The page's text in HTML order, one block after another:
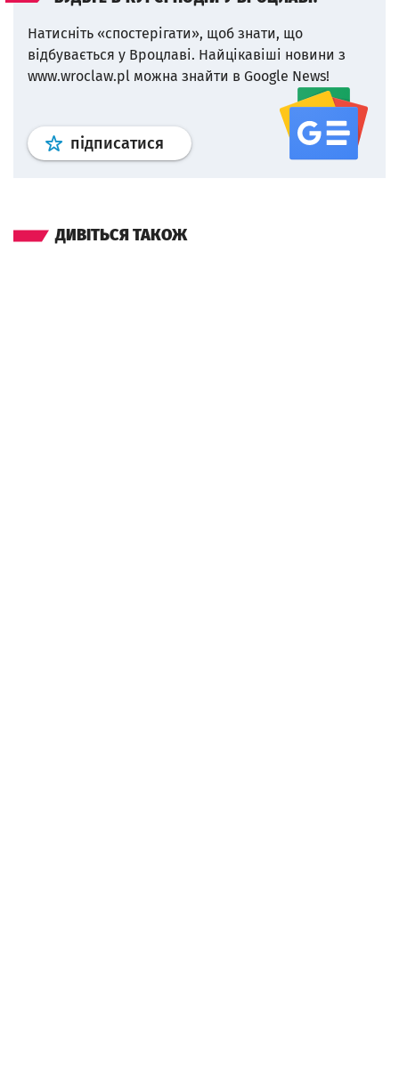
Натисніть «спостерігати», щоб знати, що
відбувається у Вроцлаві. Найцікавіші новини з
www.wroclaw.pl можна знайти в Google News!
підписатися Профіль google news
ДИВІТЬСЯ ТАКОЖ